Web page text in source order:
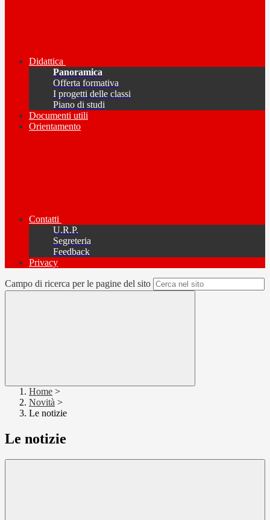
Didattica
Panoramica
Offerta formativa
I progetti delle classi
Piano di studi
Documenti utili
Orientamento
Contatti
U.R.P.
Segreteria
Feedback
Privacy
Campo di ricerca per le pagine del sito
Home >
Novità >
Le notizie
Le notizie